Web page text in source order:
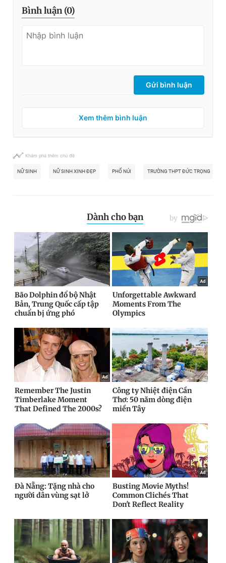
Bình luận (0)
Gửi bình luận
Xem thêm bình luận
Khám phá thêm chủ đề
NỮ SINH NỮ SINH XINH ĐẸP PHỐ NÚI TRƯỜNG THPT ĐỨC TRỌNG